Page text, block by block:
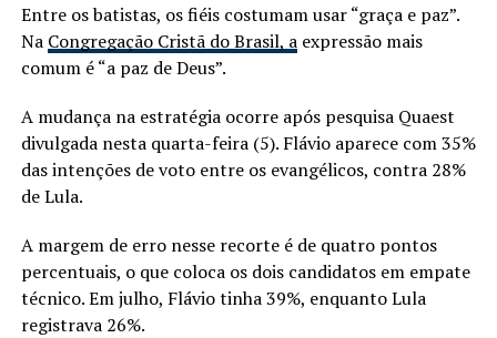
Entre os batistas, os fiéis costumam usar “graça e paz”.
Na Congregação Cristã do Brasil, aexpressão mais
comum é “a paz de Deus”.
A mudança na estratégia ocorre após pesquisa Quaest
divulgada nesta quarta-feira (5). Flávio aparece com 35%
das intenções de voto entre os evangélicos, contra 28%
de Lula.
A margem de erro nesse recorte é de quatro pontos
percentuais, o que coloca os dois candidatos em empate
técnico. Em julho, Flávio tinha 39%, enquanto Lula
registrava 26%.